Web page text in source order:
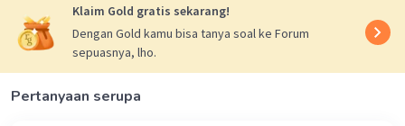
Klaim Gold gratis sekarang!
Dengan Gold kamu bisa tanya soal ke Forum
sepuasnya, lho.
Pertanyaan serupa